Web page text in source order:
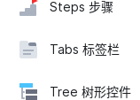
Steps 步骤
Tabs 标签栏
Tree 树形控件